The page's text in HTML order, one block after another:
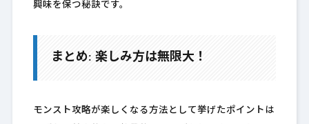
興味を保つ秘訣です。
まとめ: 楽しみ方は無限大！
モンスト攻略が楽しくなる方法として挙げたポイントは